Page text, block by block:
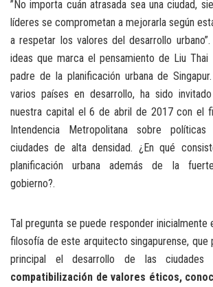
”No importa cuán atrasada sea una ciudad,
líderes se comprometan a mejorarla según
a respetar los valores del desarrollo
ideas que marca el pensamiento de Liu Thai
padre de la planificación urbana de
varios países en desarrollo, ha sido
nuestra capital el 6 de abril de 2017 con el
Intendencia Metropolitana sobre
ciudades de alta densidad. ¿En qué
planificación urbana además de la
gobierno?.
Tal pregunta se puede responder inicialmente
filosofía de este arquitecto singapurense,
principal el desarrollo de las ciudades
compatibilización de valores éticos,